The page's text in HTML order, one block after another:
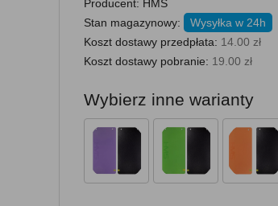
Producent: HMS
Stan magazynowy:
Wysyłka w 24h
Koszt dostawy przedpłata: 14.00 zł
Koszt dostawy pobranie: 19.00 zł
Wybierz inne warianty